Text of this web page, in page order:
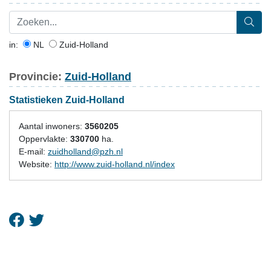
in: NL Zuid-Holland
Provincie: Zuid-Holland
Statistieken Zuid-Holland
Aantal inwoners: 3560205
Oppervlakte: 330700 ha.
E-mail: zuidholland@pzh.nl
Website: http://www.zuid-holland.nl/index